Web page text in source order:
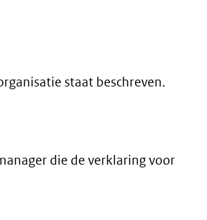
staat beschreven.
die de verklaring voor